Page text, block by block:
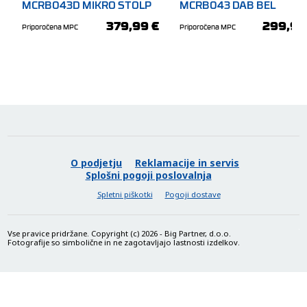
MCRB043D MIKRO STOLP
Priporočena MPC 379,99 €
MCRB043 DAB BEL
Priporočena MPC
O podjetju
Reklamacije in servis
Splošni pogoji poslovalnja
Spletni piškotki Pogoji dostave
Vse pravice pridržane. Copyright (c) 2026 - Big Partner, d.o.o.
Fotografije so simbolične in ne zagotavljajo lastnosti izdelkov.